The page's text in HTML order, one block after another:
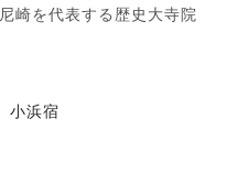
尼崎を代表する歴史大寺院
小浜宿